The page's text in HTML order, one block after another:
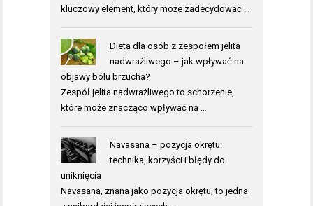
kluczowy element, który może zadecydować …
Dieta dla osób z zespołem jelita
nadwrażliwego – jak wpływać na
objawy bólu brzucha?
Zespół jelita nadwrażliwego to schorzenie,
które może znacząco wpływać na …
Navasana – pozycja okrętu:
technika, korzyści i błędy do
uniknięcia
Navasana, znana jako pozycja okrętu, to jedna